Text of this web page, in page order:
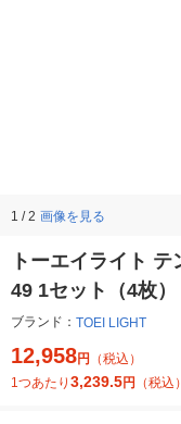
1 / 2 画像を見る
トーエイライト
49 1セット（4枚）
ブランド： TOEI LIGHT
12,958円
（税込）
1つあたり 3,239.5円 （税込）